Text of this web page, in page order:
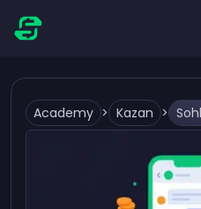
Academy > Kazan >